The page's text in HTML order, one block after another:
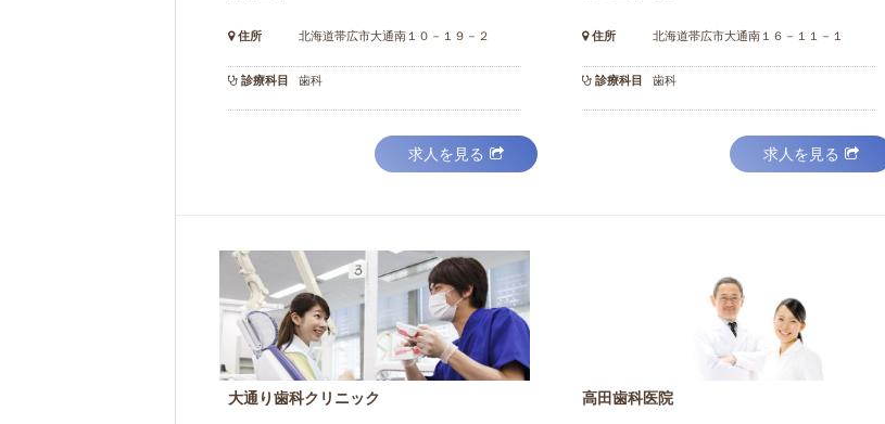
住所 北海道帯広市大通南１０－１９－２
診療科目 歯科
求人を見る
住所 北海道帯広市大通南１６－１１－１
診療科目 歯科
求人を見る
大通り歯科クリニック 高田歯科医院